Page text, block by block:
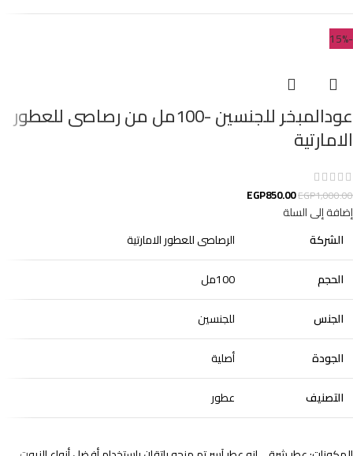
-15%
عودالمبخر للجنسين -100مل من رصاصى للعطور
الامارتية
EGP1,000.00
EGP850.00
إضافة إلى السلة
الشركة
الرصاصى للعطور الامارتية
الحجم
100مل
الجنس
للجنسين
الجودة
أصلية
التصنيف
عطور